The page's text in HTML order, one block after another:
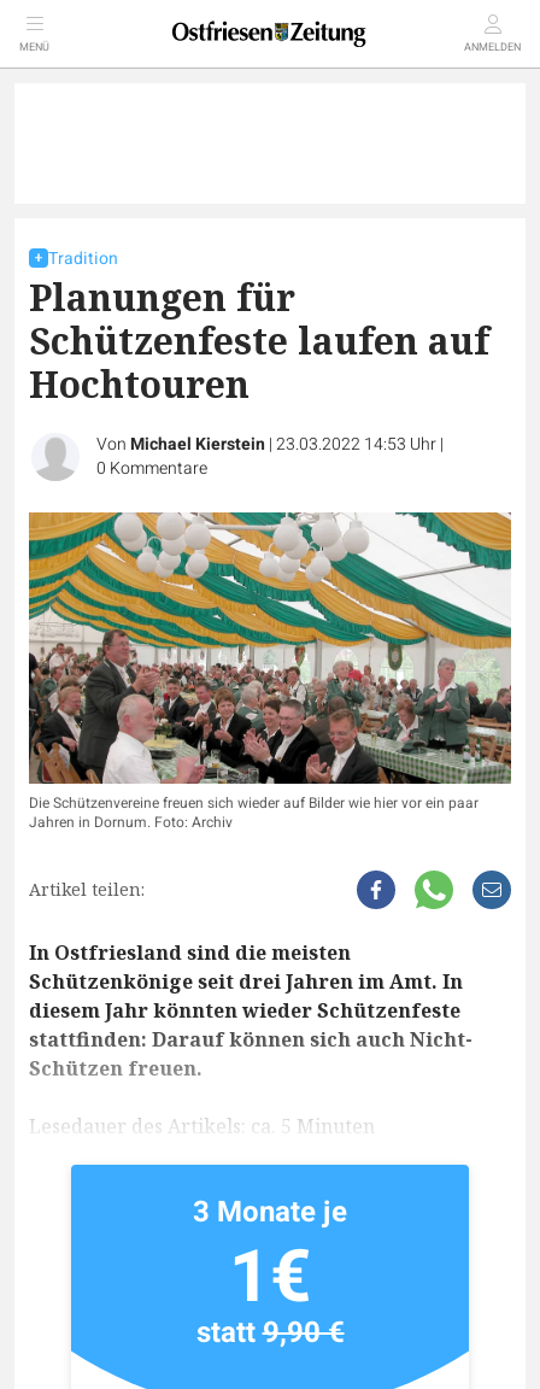
MENÜ ANMELDEN
Tradition
Planungen für
Schützenfeste laufen auf
Hochtouren
VonMichael Kierstein|23.03.2022 14:53 Uhr|
0 Kommentare
Die Schützenvereine freuen sich wieder auf Bilder wie hier vor ein paar
Jahren in Dornum. Foto: Archiv
Artikel teilen:
In Ostfriesland sind die meisten
Schützenkönige seit drei Jahren im Amt. In
diesem Jahr könnten wieder Schützenfeste
stattfinden: Darauf können sich auch Nicht-
Schützen freuen.
Lesedauer des Artikels: ca. 5 Minuten
3 Monate je
1€
statt9,90 €